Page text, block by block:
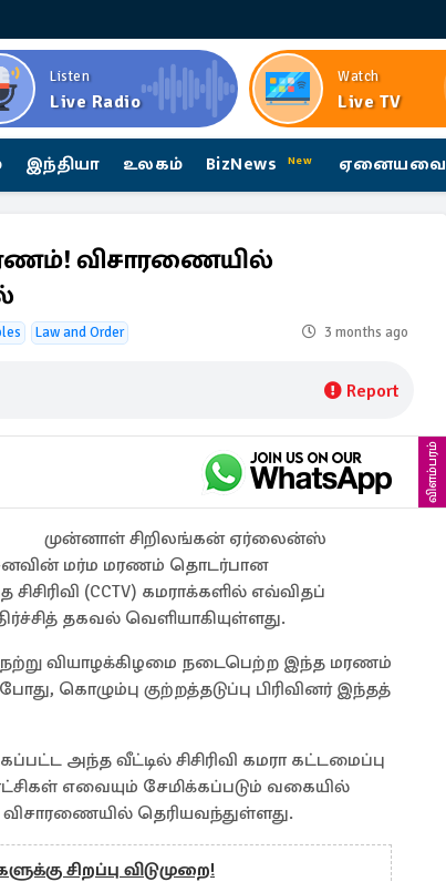
Listen
Live Radio
Watch
Live TV
இந்தியா உலகம் BizNews New ஏனையவை
விசாரணையில்
Law and Order 3 months ago
Report
விளம்பரம்
முன்னாள் சிறிலங்கன் ஏர்லைன்ஸ்
மர்ம மரணம் தொடர்பான
(CCTV) கமராக்களில் எவ்விதப்
தகவல் வெளியாகியுள்ளது.
வியாழக்கிழமை நடைபெற்ற இந்த மரணம்
கொழும்பு குற்றத்தடுப்பு பிரிவினர் இந்தத்
அந்த வீட்டில் சிசிரிவி கமரா கட்டமைப்பு
எவையும் சேமிக்கப்படும் வகையில்
தெரியவந்துள்ளது.
சிறப்பு விடுமுறை!